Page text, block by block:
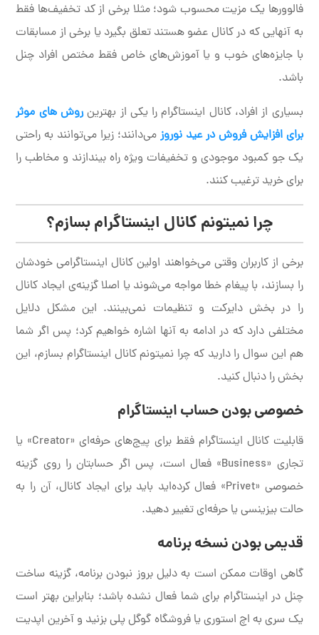
فالوورها یک مزیت محسوب شود؛ مثلا برخی از کد تخفیف‌ها فقط
به آنهایی که در کانال عضو هستند تعلق بگیرد یا برخی از مسابقات
با جایزه‌های خوب و یا آموزش‌های خاص فقط مختص افراد چنل
باشد.
بسیاری از افراد، کانال اینستاگرام را یکی از بهترینروش های موثر
برای افزایش فروش در عید نوروز می‌دانند؛ زیرا می‌توانند به راحتی
یک جو کمبود موجودی و تخفیفات ویژه راه بیندازند و مخاطب را
برای خرید ترغیب کنند.
چرا نمیتونم کانال اینستاگرام بسازم؟
برخی از کاربران وقتی می‌خواهند اولین کانال اینستاگرامی خودشان
را بسازند، با پیغام خطا مواجه می‌شوند یا اصلا گزینه‌ی ایجاد کانال
را در بخش دایرکت و تنظیمات نمی‌بینند. این مشکل دلایل
مختلفی دارد که در ادامه به آنها اشاره خواهیم کرد؛ پس اگر شما
هم این سوال را دارید که چرا نمیتونم کانال اینستاگرام بسازم، این
بخش را دنبال کنید.
خصوصی بودن حساب اینستاگرام
قابلیت کانال اینستاگرام فقط برای پیج‌های حرفه‌ای «Creator» یا
تجاری «Business» فعال است، پس اگر حسابتان را روی گزینه
خصوصی «Privet» فعال کرده‌اید باید برای ایجاد کانال، آن را به
حالت بیزینسی یا حرفه‌ای تغییر دهید.
قدیمی بودن نسخه برنامه
گاهی اوقات ممکن است به دلیل بروز نبودن برنامه، گزینه ساخت
چنل در اینستاگرام برای شما فعال نشده باشد؛ بنابراین بهتر است
یک سری به اچ استوری یا فروشگاه گوگل پلی بزنید و آخرین اپدیت